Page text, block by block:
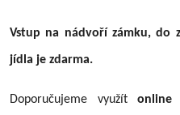
Vstup na nádvoří zámku, do
jídla je zdarma.
Doporučujeme využítonline